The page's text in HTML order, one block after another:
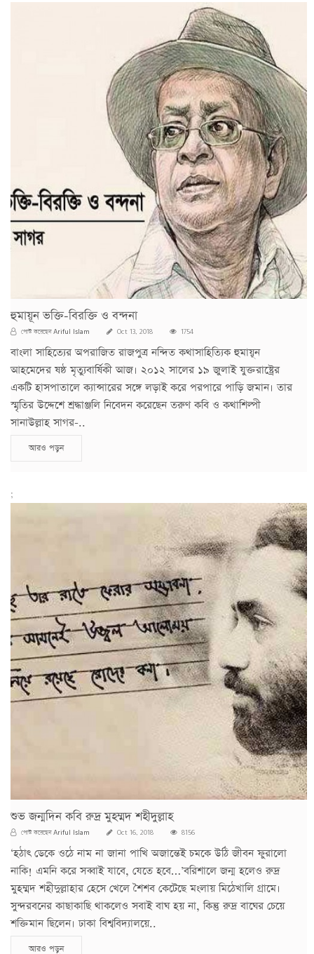
হুমায়ূন ভক্তি-বিরক্তি ও বন্দনা
পোস্ট করেছেনAriful Islam Oct 13, 2018 1754
বাংলা সাহিত্যের অপরাজিত রাজপুত্র নন্দিত কথাসাহিত্যিক হুমায়ূন
আহমেদের ষষ্ঠ মৃত্যুবার্ষিকী আজ। ২০১২ সালের ১৯ জুলাই যুক্তরাষ্ট্রের
একটি হাসপাতালে ক্যান্সারের সঙ্গে লড়াই করে পরপারে পাড়ি জমান। তার
স্মৃতির উদ্দেশে শ্রদ্ধাঞ্জলি নিবেদন করেছেন তরুণ কবি ও কথাশিল্পী
সানাউল্লাহ সাগর-..
আরও পড়ুন
;
শুভ জন্মদিন কবি রুদ্র মুহম্মদ শহীদুল্লাহ
পোস্ট করেছেনAriful Islam Oct 16, 2018 8156
‘হঠাৎ ডেকে ওঠে নাম না জানা পাখি অজান্তেই চমকে উঠি জীবন ফুরালো
নাকি! এমনি করে সব্বাই যাবে, যেতে হবে…’বরিশালে জন্ম হলেও রুদ্র
মুহম্মদ শহীদুল্লাহার হেসে খেলে শৈশব কেটেছে মংলায় মিঠেখালি গ্রামে।
সুন্দরবনের কাছাকাছি থাকলেও সবাই বাঘ হয় না, কিন্তু রুদ্র বাঘের চেয়ে
শক্তিমান ছিলেন। ঢাকা বিশ্ববিদ্যালয়ে..
আরও পড়ুন